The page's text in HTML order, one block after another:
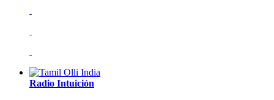
Radio Intuición